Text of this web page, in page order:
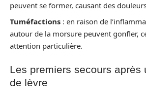
peuvent se former, causant des
Tuméfactions : en raison de
autour de la morsure peuvent gonfler,
attention particulière.
Les premiers secours après
de lèvre